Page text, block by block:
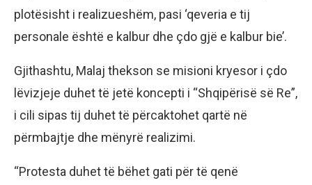
plotësisht i realizueshëm, pasi ‘qeveria e tij
personale është e kalbur dhe çdo gjë e kalbur bie’.
Gjithashtu, Malaj thekson se misioni kryesor i çdo
lëvizjeje duhet të jetë koncepti i “Shqipërisë së Re”,
i cili sipas tij duhet të përcaktohet qartë në
përmbajtje dhe mënyrë realizimi.
“Protesta duhet të bëhet gati për të qenë